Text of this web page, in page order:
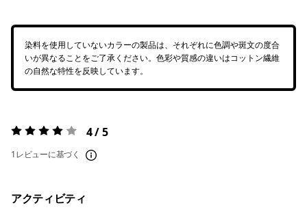
染料を使用していないカラーの製品は、それぞれに色調や斑文の度合
いが異なることをご了承ください。色彩や質感の違いはコットン繊維
の自然な特性を反映しています。
評価:4 / 5 4 / 5
1レビューに基づく
アクティビティ